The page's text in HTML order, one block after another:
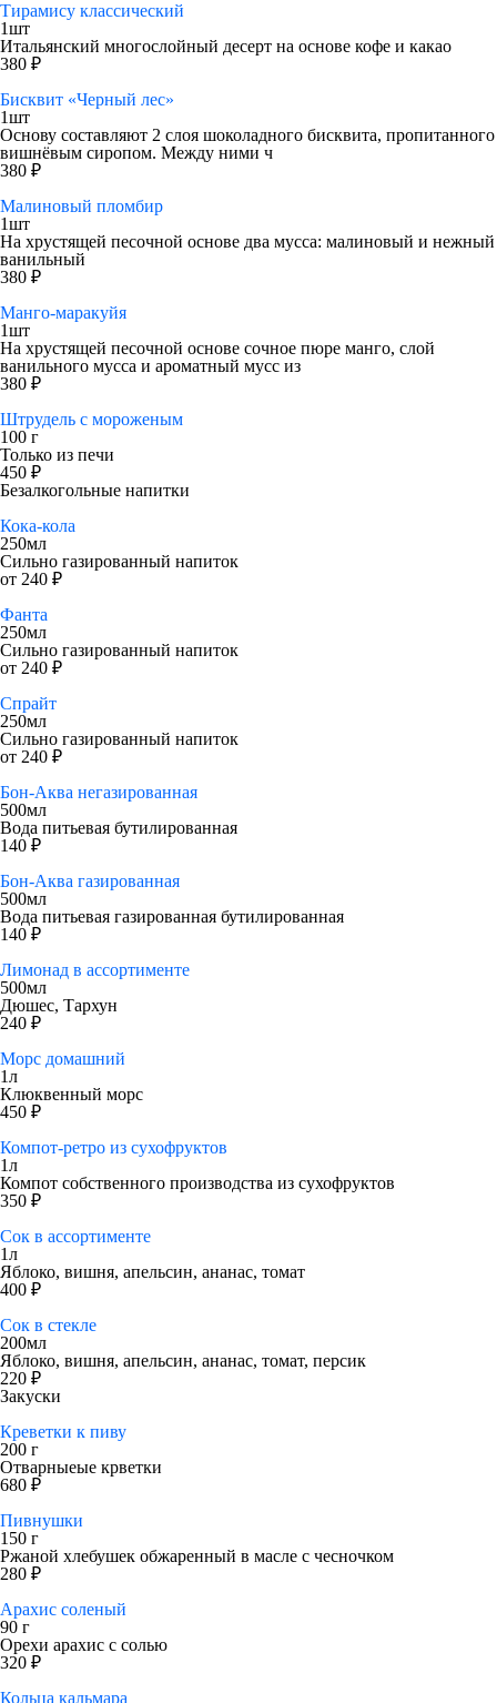
Тирамису классический
1шт
Итальянский многослойный десерт на основе кофе и какао
380 ₽
Бисквит «Черный лес»
1шт
Основу составляют 2 слоя шоколадного бисквита, пропитанного
вишнёвым сиропом. Между ними ч
380 ₽
Малиновый пломбир
1шт
На хрустящей песочной основе два мусса: малиновый и нежный
ванильный
380 ₽
Манго-маракуйя
1шт
На хрустящей песочной основе сочное пюре манго, слой
ванильного мусса и ароматный мусс из
380 ₽
Штрудель с мороженым
100 г
Только из печи
450 ₽
Безалкогольные напитки
Кока-кола
250мл
Сильно газированный напиток
от 240 ₽
Фанта
250мл
Сильно газированный напиток
от 240 ₽
Спрайт
250мл
Сильно газированный напиток
от 240 ₽
Бон-Аква негазированная
500мл
Вода питьевая бутилированная
140 ₽
Бон-Аква газированная
500мл
Вода питьевая газированная бутилированная
140 ₽
Лимонад в ассортименте
500мл
Дюшес, Тархун
240 ₽
Морс домашний
1л
Клюквенный морс
450 ₽
Компот-ретро из сухофруктов
1л
Компот собственного производства из сухофруктов
350 ₽
Сок в ассортименте
1л
Яблоко, вишня, апельсин, ананас, томат
400 ₽
Сок в стекле
200мл
Яблоко, вишня, апельсин, ананас, томат, персик
220 ₽
Закуски
Креветки к пиву
200 г
Отварныеые крветки
680 ₽
Пивнушки
150 г
Ржаной хлебушек обжаренный в масле с чесночком
280 ₽
Арахис соленый
90 г
Орехи арахис с солью
320 ₽
Кольца кальмара